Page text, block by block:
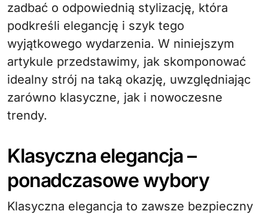
zadbać o odpowiednią stylizację, która
podkreśli elegancję i szyk tego
wyjątkowego wydarzenia. W niniejszym
artykule przedstawimy, jak skomponować
idealny strój na taką okazję, uwzględniając
zarówno klasyczne, jak i nowoczesne
trendy.
Klasyczna elegancja –
ponadczasowe wybory
Klasyczna elegancja to zawsze bezpieczny